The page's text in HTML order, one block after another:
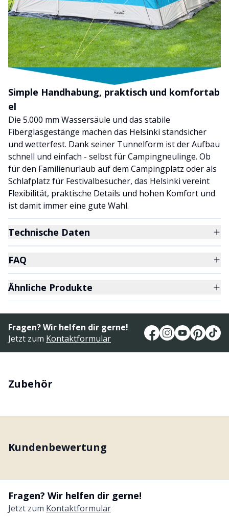
Simple Handhabung, praktisch und komfortab
el
Die 5.000 mm Wassersäule und das stabile
Fiberglasgestänge machen das Helsinki standsicher
und wetterfest. Dank seiner Tunnelform ist der Aufbau
schnell und einfach - selbst für Campingneulinge. Ob
für den Familienurlaub auf dem Campingplatz oder als
Schlafplatz für Festivalbesucher, das Helsinki vereint
Flexibilität, praktische Details und hohen Komfort und
ist damit immer eine gute Wahl.
Technische Daten
FAQ
Ähnliche Produkte
Fragen? Wir helfen dir gerne!
Jetzt zum Kontaktformular
Zubehör
Kundenbewertung
Fragen? Wir helfen dir gerne!
Jetzt zum Kontaktformular